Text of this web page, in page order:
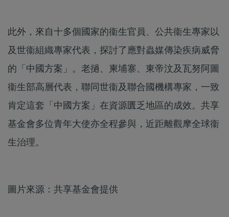
此外，來自十多個國家的衞生官員、公共衞生專家以
及世衞組織專家代表，探討了應對蟲媒傳染疾病威脅
的「中國方案」。老撾、柬埔寨、東帝汶及瓦努阿圖
衞生部高層代表，聯同世衞及聯合國機構專家，一致
肯定這套「中國方案」在資源匱乏地區的成效。共享
基金會多位青年大使亦全程參與，近距離觀摩全球衞
生治理。
圖片來源：共享基金會提供